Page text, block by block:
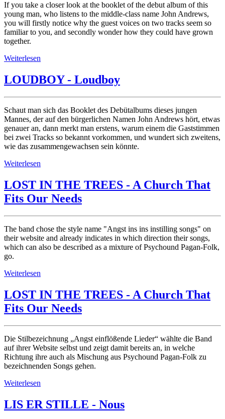
If you take a closer look at the booklet of the debut album of this
young man, who listens to the middle-class name John Andrews,
you will firstly notice why the guest voices on two tracks seem so
familiar to you, and secondly wonder how they could have grown
together.
Weiterlesen
LOUDBOY - Loudboy
Schaut man sich das Booklet des Debütalbums dieses jungen
Mannes, der auf den bürgerlichen Namen John Andrews hört, etwas
genauer an, dann merkt man erstens, warum einem die Gaststimmen
bei zwei Tracks so bekannt vorkommen, und wundert sich zweitens,
wie das zusammengewachsen sein könnte.
Weiterlesen
LOST IN THE TREES - A Church That
Fits Our Needs
The band chose the style name "Angst ins ins instilling songs" on
their website and already indicates in which direction their songs,
which can also be described as a mixture of Psychound Pagan-Folk,
go.
Weiterlesen
LOST IN THE TREES - A Church That
Fits Our Needs
Die Stilbezeichnung „Angst einflößende Lieder“ wählte die Band
auf ihrer Website selbst und zeigt damit bereits an, in welche
Richtung ihre auch als Mischung aus Psychound Pagan-Folk zu
bezeichnenden Songs gehen.
Weiterlesen
LIS ER STILLE - Nous